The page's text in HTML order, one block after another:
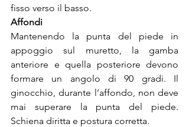
fisso verso il basso.
Affondi
Mantenendo la punta del piede in
appoggio sul muretto, la gamba
anteriore e quella posteriore devono
formare un angolo di 90 gradi. Il
ginocchio, durante l’affondo, non deve
mai superare la punta del piede.
Schiena diritta e postura corretta.